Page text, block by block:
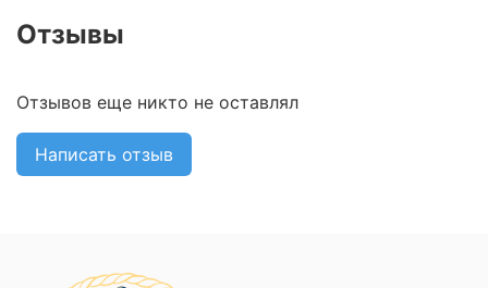
Отзывы
Отзывов еще никто не оставлял
Написать отзыв